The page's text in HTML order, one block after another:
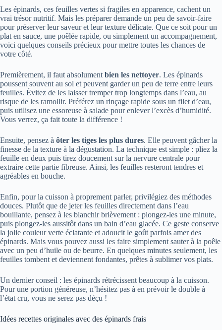
Les épinards, ces feuilles vertes si fragiles en apparence, cachent un
vrai trésor nutritif. Mais les préparer demande un peu de savoir-faire
pour préserver leur saveur et leur texture délicate. Que ce soit pour un
plat en sauce, une poêlée rapide, ou simplement un accompagnement,
voici quelques conseils précieux pour mettre toutes les chances de
votre côté.
Premièrement, il faut absolument bien les nettoyer. Les épinards
poussent souvent au sol et peuvent garder un peu de terre entre leurs
feuilles. Évitez de les laisser tremper trop longtemps dans l’eau, au
risque de les ramollir. Préférez un rinçage rapide sous un filet d’eau,
puis utilisez une essoreuse à salade pour enlever l’excès d’humidité.
Vous verrez, ça fait toute la différence !
Ensuite, pensez à ôter les tiges les plus dures. Elle peuvent gâcher la
finesse de la texture à la dégustation. La technique est simple : pliez la
feuille en deux puis tirez doucement sur la nervure centrale pour
extraire cette partie fibreuse. Ainsi, les feuilles resteront tendres et
agréables en bouche.
Enfin, pour la cuisson à proprement parler, privilégiez des méthodes
douces. Plutôt que de jeter les feuilles directement dans l’eau
bouillante, pensez à les blanchir brièvement : plongez-les une minute,
puis plongez-les aussitôt dans un bain d’eau glacée. Ce geste conserve
la jolie couleur verte éclatante et adoucit le goût parfois amer des
épinards. Mais vous pouvez aussi les faire simplement sauter à la poêle
avec un peu d’huile ou de beurre. En quelques minutes seulement, les
feuilles tombent et deviennent fondantes, prêtes à sublimer vos plats.
Un dernier conseil : les épinards rétrécissent beaucoup à la cuisson.
Pour une portion généreuse, n’hésitez pas à en prévoir le double à
l’état cru, vous ne serez pas déçu !
Idées recettes originales avec des épinards frais